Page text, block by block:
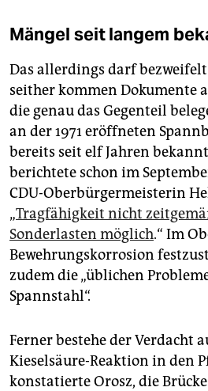
Mängel seit langem
Das allerdings darf
seither kommen Dokumente
die genau das Gegenteil
an der 1971 eröffneten
bereits seit elf Jahren
berichtete schon im
CDU-Oberbürgermeisterin
„Tragfähigkeit nicht
Sonderlasten möglich.“ Im
Bewehrungskorrosion
zudem die „üblichen
Spannstahl“.
Ferner bestehe der Verdacht
Kieselsäure-Reaktion in den
konstatierte Orosz, die